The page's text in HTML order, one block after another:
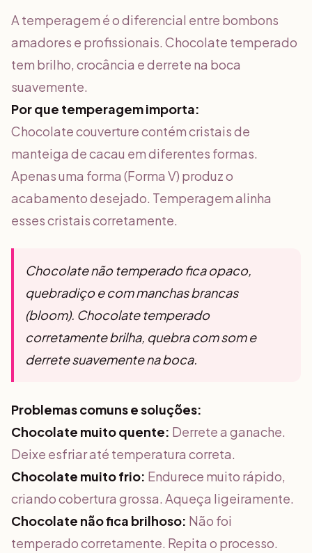
A temperagem é o diferencial entre bombons
amadores e profissionais. Chocolate temperado
tem brilho, crocância e derrete na boca
suavemente.
Por que temperagem importa:
Chocolate couverture contém cristais de
manteiga de cacau em diferentes formas.
Apenas uma forma (Forma V) produz o
acabamento desejado. Temperagem alinha
esses cristais corretamente.
Chocolate não temperado fica opaco,
quebradiço e com manchas brancas
(bloom). Chocolate temperado
corretamente brilha, quebra com som e
derrete suavemente na boca.
Problemas comuns e soluções:
Chocolate muito quente: Derrete a ganache.
Deixe esfriar até temperatura correta.
Chocolate muito frio: Endurece muito rápido,
criando cobertura grossa. Aqueça ligeiramente.
Chocolate não fica brilhoso: Não foi
temperado corretamente. Repita o processo.